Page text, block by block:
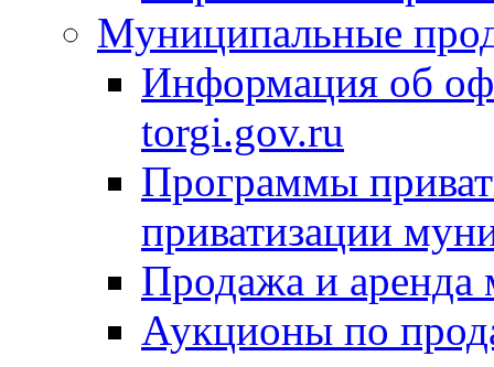
Муниципальные
Информация об
torgi.gov.ru
Программы
приватизации
Продажа и аренда
Аукционы по